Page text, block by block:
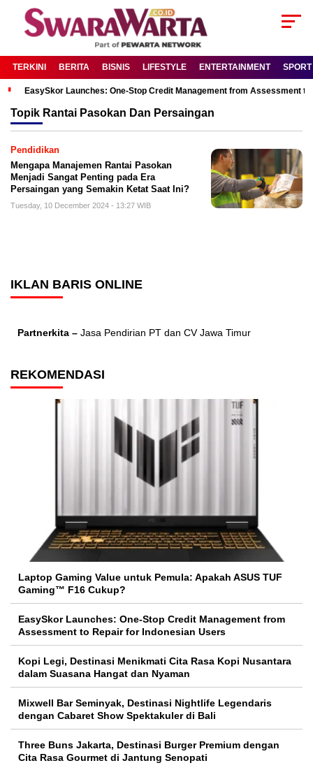
TERKINI BERITA BISNIS LIFESTYLE ENTERTAINMENT SPORT
EasySkor Launches: One-Stop Credit Management from Assessment
Topik Rantai Pasokan Dan Persaingan
Pendidikan
Mengapa Manajemen Rantai Pasokan
Menjadi Sangat Penting pada Era
Persaingan yang Semakin Ketat Saat Ini?
Tuesday, 10 December 2024 - 13:27 WIB
IKLAN BARIS ONLINE
Partnerkita – Jasa Pendirian PT dan CV Jawa Timur
REKOMENDASI
Laptop Gaming Value untuk Pemula: Apakah ASUS TUF
Gaming™ F16 Cukup?
EasySkor Launches: One-Stop Credit Management from
Assessment to Repair for Indonesian Users
Kopi Legi, Destinasi Menikmati Cita Rasa Kopi Nusantara
dalam Suasana Hangat dan Nyaman
Mixwell Bar Seminyak, Destinasi Nightlife Legendaris
dengan Cabaret Show Spektakuler di Bali
Three Buns Jakarta, Destinasi Burger Premium dengan
Cita Rasa Gourmet di Jantung Senopati